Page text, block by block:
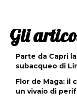
Gli
Parte da Capri
subacqueo di
Flor de Maga: il
un vivaio di